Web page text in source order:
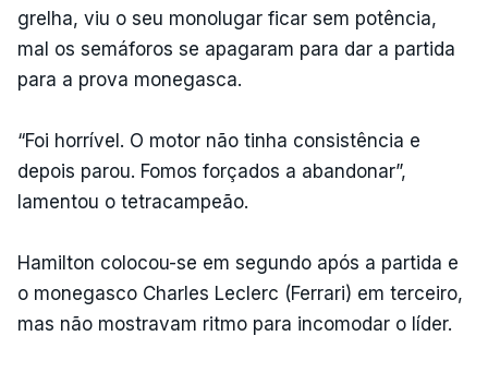
grelha, viu o seu monolugar ficar sem potência,
mal os semáforos se apagaram para dar a partida
para a prova monegasca.
“Foi horrível. O motor não tinha consistência e
depois parou. Fomos forçados a abandonar”,
lamentou o tetracampeão.
Hamilton colocou-se em segundo após a partida e
o monegasco Charles Leclerc (Ferrari) em terceiro,
mas não mostravam ritmo para incomodar o líder.